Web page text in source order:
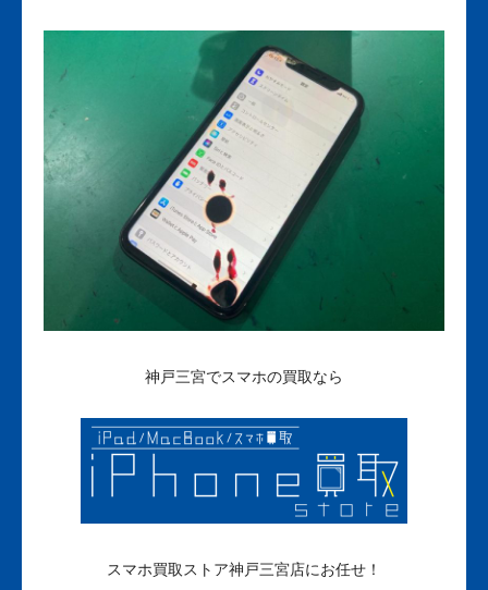
神戸三宮でスマホの買取なら
スマホ買取ストア神戸三宮店にお任せ！